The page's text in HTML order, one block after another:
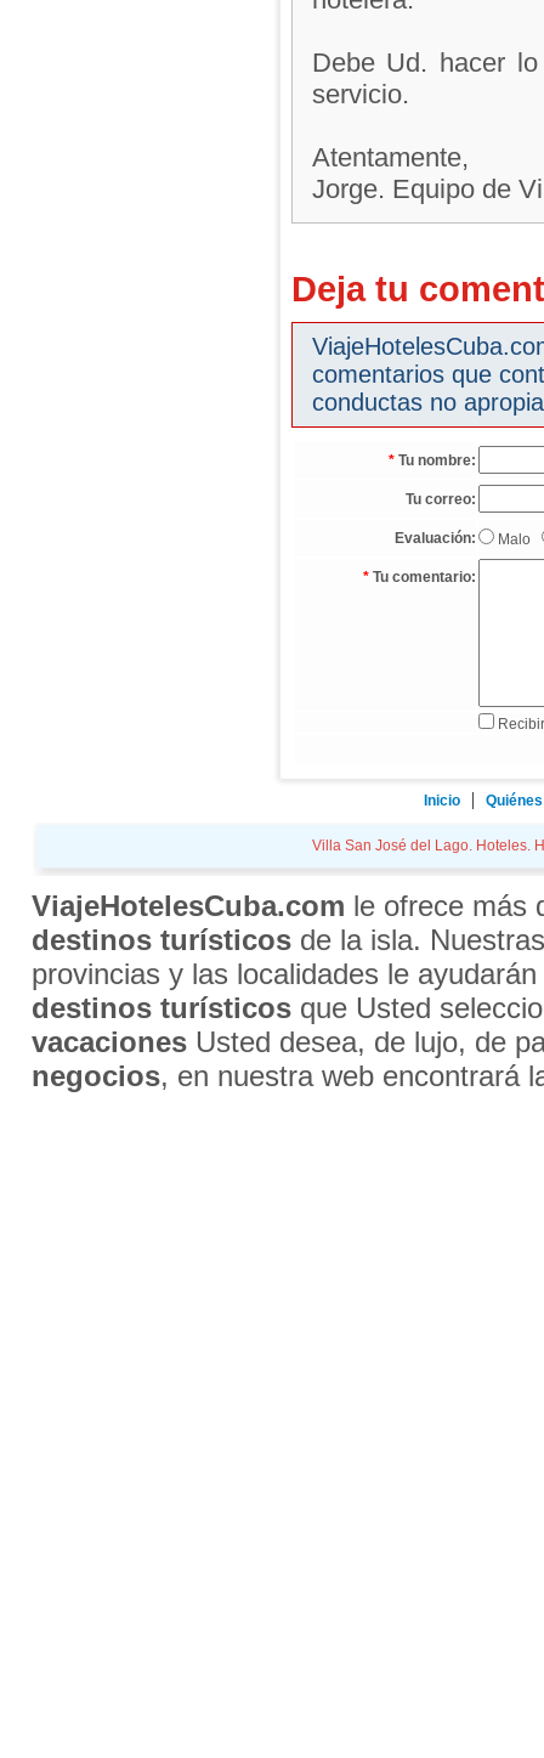
Debe Ud. hacer
servicio.
Atentamente,
Jorge. Equipo de
Deja tu
comentarios que
conductas no
* Tu nombre:
Tu correo:
Evaluación: Malo
* Tu comentario:
Inicio
Villa San José del Lago. Hoteles.
ViajeHotelesCuba.com le ofrece más
destinos turísticosde la isla.
provincias y las localidades le
destinos turísticosque Usted
vacacionesUsted desea, de lujo, de
negocios, en nuestra web encontrará